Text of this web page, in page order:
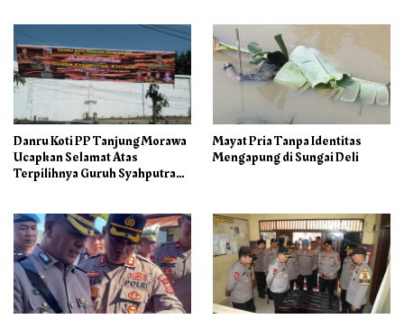
Danru Koti PP Tanjung Morawa
Ucapkan Selamat Atas
Terpilihnya Guruh Syahputra
Mayat Pria Tanpa Identitas
Mengapung di Sungai Deli